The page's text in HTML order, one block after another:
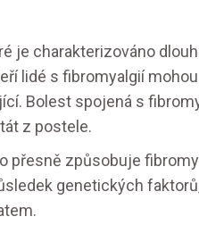
je charakterizováno
lidé s fibromyalgií
Bolest spojená s
z postele.
přesně způsobuje
genetických